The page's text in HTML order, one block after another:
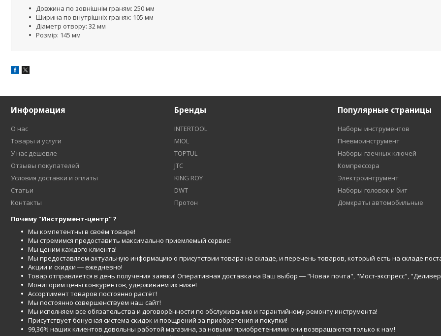
Довжина по зовнішнім граням: 250 мм
Ширина по внутрішніх гранях: 105 мм
Діаметр отвору: 32 мм
Розмір: 145 мм
Информация
О нас
Товары и услуги
У нас дешевле
Отзывы покупателей
Условия доставки и оплаты
Статьи
Контакты
Бренды
INTERTOOL
MIOL
TOPTUL
JTC
KING ROY
DWT
Протон
Популярные страницы
Наборы инструментов
Пневмоинструмент
Наборы гаечных ключей
Компрессора
Электроинтрумент
Наборы головок и бит
Домкраты автомобильные
Почему "Инструмент-центр" ?
Мы компетентны в своём товаре!
Мы стремимся предоставить максимально приемлемый сервис!
Мы ценим каждого клиента!
Мы предоставляем актуальную информацию о присутствии товара на складе, и перечень товаров, который есть на складе
Акции и скидки ― ежедневно!
Товар отправляется в день получения заявки! Оперативная доставка на Ваш выбор ― "Новая почта", "Мост-экспресс",
Мониторим цены конкурентов, удерживаем их ниже!
Ассортимент товаров постоянно растёт!
Мы постоянно совершенствуем наш сайт!
Мы исполняем все обязательства и договорённости по обслуживанию и гарантийному ремонту инструмента!
Присутствует бонусная система скидок и поощрений за приобретения и покупки!
99,36% наших клиентов довольны работой магазина, за новыми приобретениями они возвращаются только к нам!